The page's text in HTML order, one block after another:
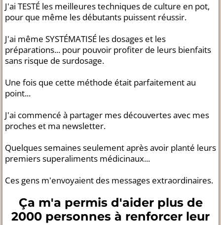
J'ai TESTÉ les meilleures techniques de culture en pot,
pour que même les débutants puissent réussir.
J'ai même SYSTÉMATISÉ les dosages et les
préparations... pour pouvoir profiter de leurs bienfaits
sans risque de surdosage.
Une fois que cette méthode était parfaitement au
point...
J'ai commencé à partager mes découvertes avec mes
proches et ma newsletter.
Quelques semaines seulement après avoir planté leurs
premiers superaliments médicinaux...
Ces gens m'envoyaient des messages extraordinaires.
Ça m'a permis d'aider plus de
2000 personnes à renforcer leur